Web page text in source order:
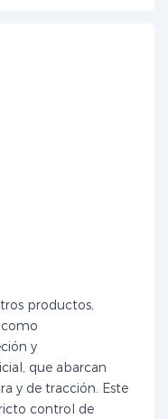
productos,
y
que abarcan
y de tracción. Este
control de